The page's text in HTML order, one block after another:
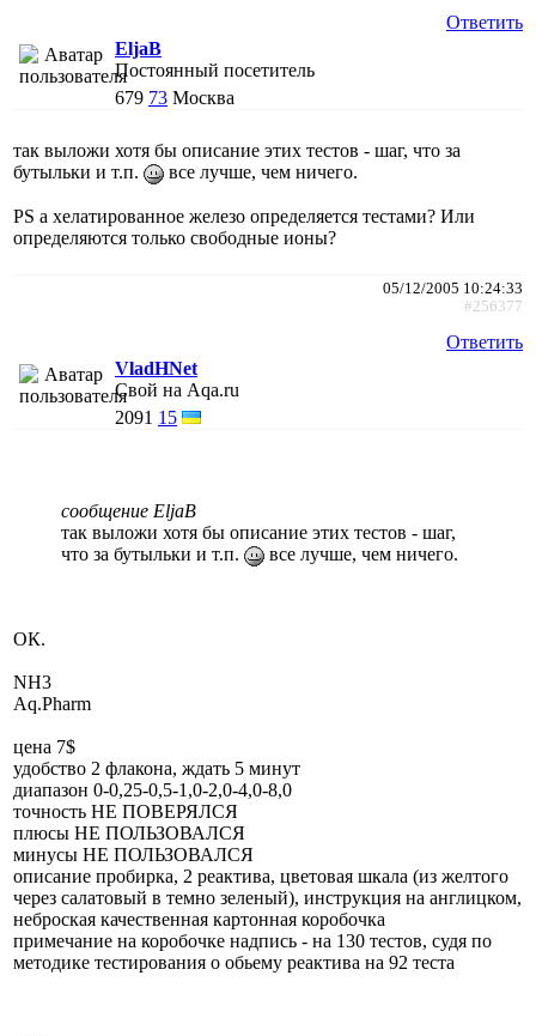
Ответить
EljaB
Постоянный посетитель
679 73 Москва
так выложи хотя бы описание этих тестов - шаг, что за
бутыльки и т.п.
все лучше, чем ничего.
PS а хелатированное железо определяется тестами? Или
определяются только свободные ионы?
05/12/2005 10:24:33
#256377
Ответить
VladHNet
Свой на Aqa.ru
2091 15
сообщение EljaB
так выложи хотя бы описание этих тестов - шаг,
что за бутыльки и т.п.
все лучше, чем ничего.
ОК.
NH3
Aq.Pharm
цена 7$
удобство 2 флакона, ждать 5 минут
диапазон 0-0,25-0,5-1,0-2,0-4,0-8,0
точность НЕ ПОВЕРЯЛСЯ
плюсы НЕ ПОЛЬЗОВАЛСЯ
минусы НЕ ПОЛЬЗОВАЛСЯ
описание пробирка, 2 реактива, цветовая шкала (из желтого
через салатовый в темно зеленый), инструкция на англицком,
неброская качественная картонная коробочка
примечание на коробочке надпись - на 130 тестов, судя по
методике тестирования о обьему реактива на 92 теста